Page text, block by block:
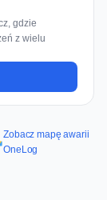
gdzie
z wielu
Zobacz mapę awarii
OneLog